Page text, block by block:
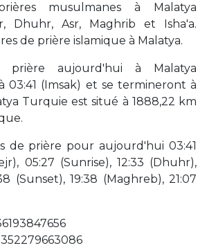
musulmanes à Malatya
Dhuhr, Asr, Maghrib et Isha'a.
de prière islamique à Malatya.
prière aujourd'hui à Malatya
03:41 (Imsak) et se termineront à
Turquie est situé à 1888,22 km
de prière pour aujourd'hui 03:41
05:27 (Sunrise), 12:33 (Dhuhr),
(Sunset), 19:38 (Maghreb), 21:07